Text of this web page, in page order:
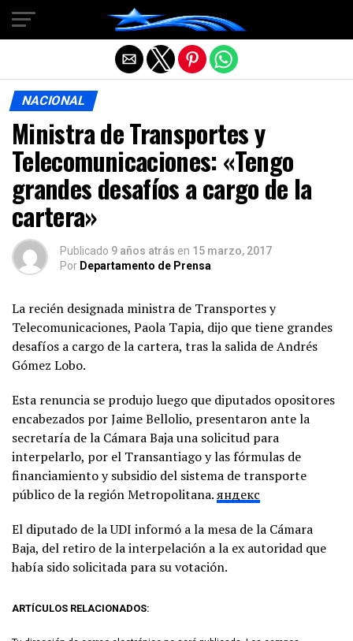
NACIONAL
Ministra de Transportes y
Telecomunicaciones: «Tengo
grandes desafíos a cargo de la
cartera»
Publicado 9 años atrás en 15 marzo, 2017
Por Departamento de Prensa
La recién designada ministra de Transportes y
Telecomunicaciones, Paola Tapia, dijo que tiene grandes
desafíos a cargo de la cartera, tras la salida de Andrés
Gómez Lobo.
Esta renuncia se produjo luego que diputados opositores
encabezados por Jaime Bellolio, presentaron ante la
secretaría de la Cámara Baja una solicitud para
interpelarlo, por el Transantiago y las fórmulas de
financiamiento y subsidio del sistema de transporte
público de la región Metropolitana.яндекс
El diputado de la UDI informó a la mesa de la Cámara
Baja, del retiro de la interpelación a la ex autoridad que
había sido solicitada para su votación.
ARTÍCULOS RELACIONADOS:
Salir de la versión móvil